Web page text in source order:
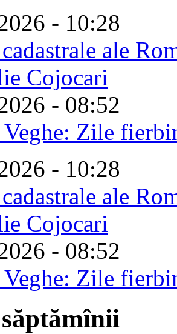
- 10:28
ale
Cojocari
- 08:52
Veghe: Zile
- 10:28
ale
Cojocari
- 08:52
Veghe: Zile